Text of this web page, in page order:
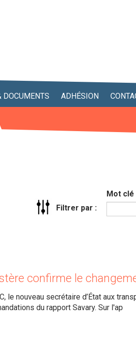
DOCUMENTS ADHÉSION
Filtrer par :
Mot clé
confirme le
le nouveau secrétaire d’État aux
du rapport Savary. Sur l'ap